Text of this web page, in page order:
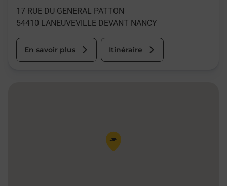
17 RUE DU GENERAL PATTON
54410 LANEUVEVILLE DEVANT NANCY
En savoir plus Itinéraire
Pin de la carte